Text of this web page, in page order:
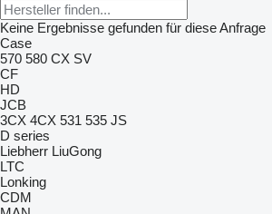
Keine Ergebnisse gefunden für diese Anfrage
Case
570 580 CX SV
CF
HD
JCB
3CX 4CX 531 535 JS
D series
Liebherr LiuGong
LTC
Lonking
CDM